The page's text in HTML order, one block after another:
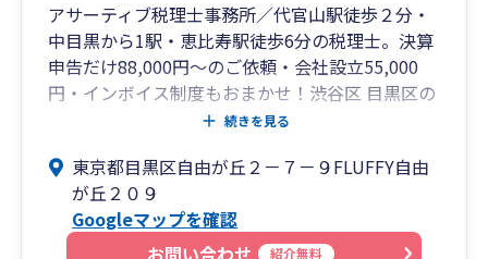
アサーティブ税理士事務所／代官山駅徒歩２分・
中目黒から1駅・恵比寿駅徒歩6分の税理士。決算
申告だけ88,000円～のご依頼・会社設立55,000
円・インボイス制度もおまかせ！渋谷区 目黒区の
続きを見る
東京都目黒区自由が丘２－７－９FLUFFY自由
が丘２０９
Googleマップを確認
お問い合わせ
紹介無料